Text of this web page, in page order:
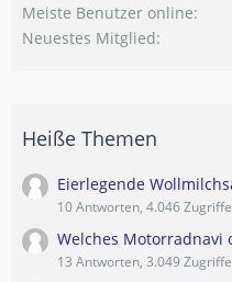
Meiste Benutzer online
Neuestes Mitglied
Heiße Themen
Eierlegende
10 Antworten, 4.046
Welches Motorradnavi
13 Antworten, 3.049